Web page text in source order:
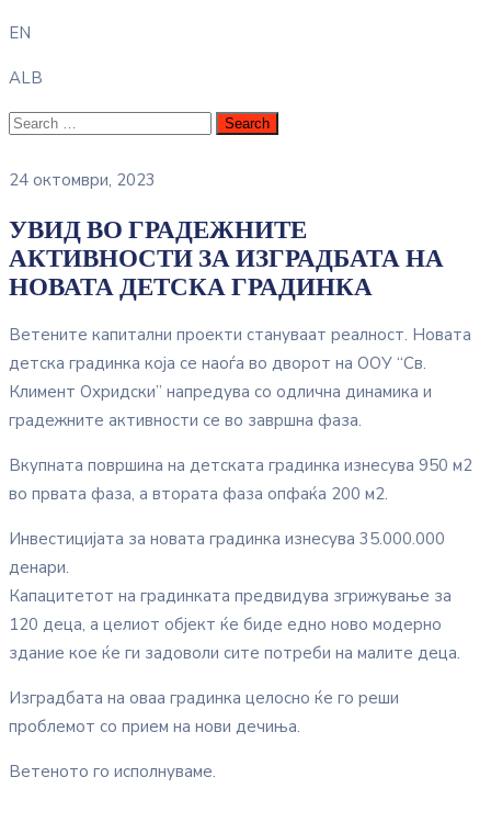
EN
ALB
24 октомври, 2023
УВИД ВО ГРАДЕЖНИТЕ
АКТИВНОСТИ ЗА ИЗГРАДБАТА НА
НОВАТА ДЕТСКА ГРАДИНКА
Ветените капитални проекти стануваат реалност. Новата
детска градинка која се наоѓа во дворот на ООУ “Св.
Климент Охридски” напредува со одлична динамика и
градежните активности се во завршна фаза.
Вкупната површина на детската градинка изнесува 950 м2
во првата фаза, а втората фаза опфаќа 200 м2.
Инвестицијата за новата градинка изнесува 35.000.000
денари.
Капацитетот на градинката предвидува згрижување за
120 деца, а целиот објект ќе биде едно ново модерно
здание кое ќе ги задоволи сите потреби на малите деца.
Изградбата на оваа градинка целосно ќе го реши
проблемот со прием на нови дечиња.
Ветеното го исполнуваме.